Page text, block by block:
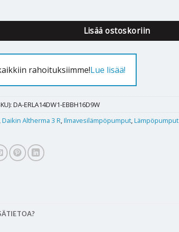
Daikin Altherma 3R W 14kW määrä
Lisää ostoskoriin
rahoituksiimme!Lue lisää!
DA-ERLA14DW1-EBBH16D9W
Daikin Altherma 3 R Ilmavesilämpöpumput Lämpöpumput